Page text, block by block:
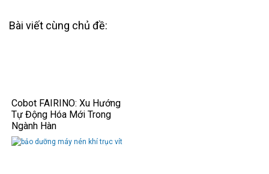
Bài viết cùng chủ đề:
Cobot FAIRINO: Xu Hướng
Tự Động Hóa Mới Trong
Ngành Hàn